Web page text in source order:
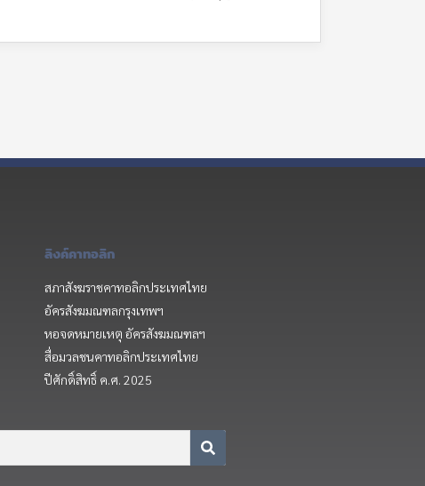
ลิงค์คาทอลิก
สภาสังฆราชคาทอลิกประเทศไทย
อัครสังฆมณฑลกรุงเทพฯ
หอจดหมายเหตุ อัครสังฆมณฑลฯ
สื่อมวลชนคาทอลิกประเทศไทย
ปีศักดิ์สิทธิ์ ค.ศ. 2025